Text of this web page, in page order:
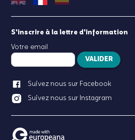
S'inscrire à la lettre d'information
Votre email
VALIDER
Suivez nous sur Facebook
Suivez nous sur Instagram